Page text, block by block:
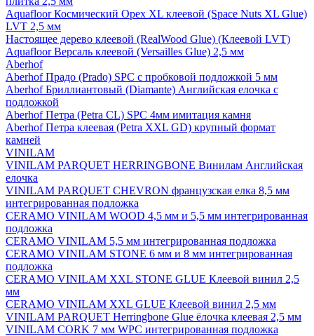
Aquafloor Космический Орех XL клеевой (Space Nuts XL Glue)
LVT 2,5 мм
Настоящее дерево клеевой (RealWood Glue) (Клеевой LVT)
Aquafloor Версаль клеевой (Versailles Glue) 2,5 мм
Aberhof
Aberhof Прадо (Prado) SPC с пробковой подложкой 5 мм
Aberhof Бриллиантовый (Diamante) Английская елочка с
подложкой
Aberhof Петра (Petra CL) SPC 4мм имитация камня
Aberhof Петра клеевая (Petra XXL GD) крупный формат
камней
VINILAM
VINILAM PARQUET HERRINGBONE Винилам Английская
елочка
VINILAM PARQUET CHEVRON французская елка 8,5 мм
интегрированная подложка
CERAMO VINILAM WOOD 4,5 мм и 5,5 мм интегрированная
подложка
CERAMO VINILAM 5,5 мм интегрированная подложка
CERAMO VINILAM STONE 6 мм и 8 мм интегрированная
подложка
CERAMO VINILAM XXL STONE GLUE Клеевой винил 2,5
мм
CERAMO VINILAM XXL GLUE Клеевой винил 2,5 мм
VINILAM PARQUET Herringbone Glue ёлочка клеевая 2,5 мм
VINILAM CORK 7 мм WPC интегрированная подложка